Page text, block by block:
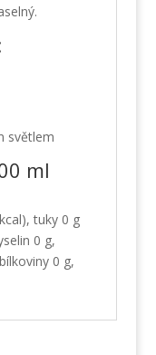
světlem
ml
tuky 0 g
0 g,
0 g,